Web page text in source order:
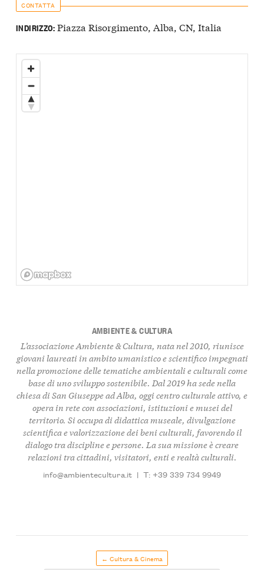
CONTATTA
INDIRIZZO:Piazza Risorgimento, Alba, CN, Italia
AMBIENTE & CULTURA
L’associazione Ambiente & Cultura, nata nel 2010, riunisce
giovani laureati in ambito umanistico e scientifico impegnati
nella promozione delle tematiche ambientali e culturali come
base di uno sviluppo sostenibile. Dal 2019 ha sede nella
chiesa di San Giuseppe ad Alba, oggi centro culturale attivo, e
opera in rete con associazioni, istituzioni e musei del
territorio. Si occupa di didattica museale, divulgazione
scientifica e valorizzazione dei beni culturali, favorendo il
dialogo tra discipline e persone. La sua missione è creare
relazioni tra cittadini, visitatori, enti e realtà culturali.
info@ambientecultura.it | T: +39 339 734 9949
← Cultura & Cinema